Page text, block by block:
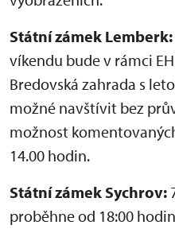
Státní zámek Lemberk:
víkendu bude v rámci
Bredovská zahrada s
možné navštívit bez
možnost
14.00 hodin.
Státní zámek Sychrov:
proběhne od 18:00